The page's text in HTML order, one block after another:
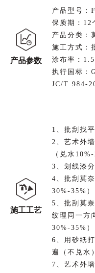
产品参数
产品型号：
保质期：12
产品分类：
施工方式：
涂布率：
执行国标
JC/T 984-
施工工艺
1、批刮找
2、艺术外
（兑水10%-
3、划线漆
4、批刮莫
30%-35%）
5、批刮莫
纹理同一方
30%-35%）
6、用砂纸
遍（不兑水）
7、艺术外